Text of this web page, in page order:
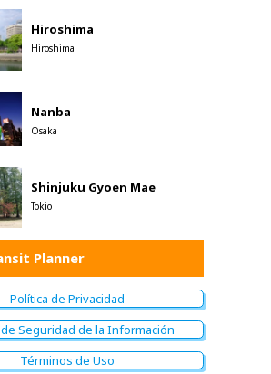
Hiroshima
Hiroshima
Nanba
Osaka
Shinjuku Gyoen Mae
Tokio
Planner
Política de Privacidad
Seguridad de la Información
Términos de Uso